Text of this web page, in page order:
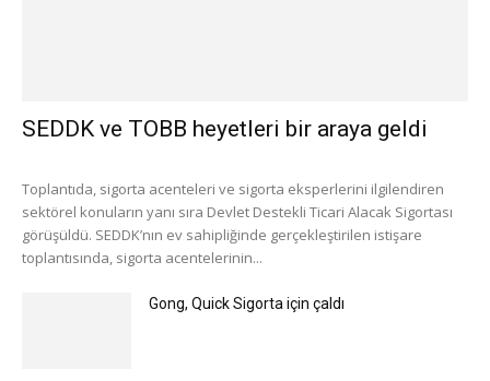
SEDDK ve TOBB heyetleri bir araya geldi
Toplantıda, sigorta acenteleri ve sigorta eksperlerini ilgilendiren
sektörel konuların yanı sıra Devlet Destekli Ticari Alacak Sigortası
görüşüldü. SEDDK’nın ev sahipliğinde gerçekleştirilen istişare
toplantısında, sigorta acentelerinin...
Gong, Quick Sigorta için çaldı